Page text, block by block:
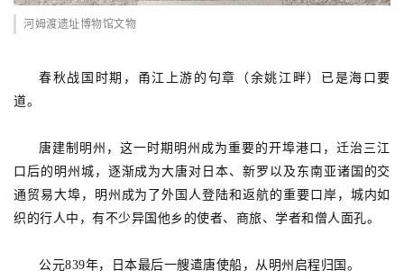
河姆渡遗址博物馆文物
春秋战国时期，甬江上游的句章（余姚江畔）已是海口要
道。
唐建制明州，这一时期明州成为重要的开埠港口，迁治三江
口后的明州城，逐渐成为大唐对日本、新罗以及东南亚诸国的交
通贸易大埠，明州成为了外国人登陆和返航的重要口岸，城内如
织的行人中，有不少异国他乡的使者、商旅、学者和僧人面孔。
公元839年，日本最后一艘遣唐使船，从明州启程归国。